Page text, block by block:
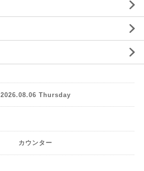
2026.08.06 Thursday
カウンター